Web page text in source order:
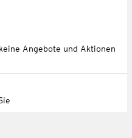
Angebote und Aktionen